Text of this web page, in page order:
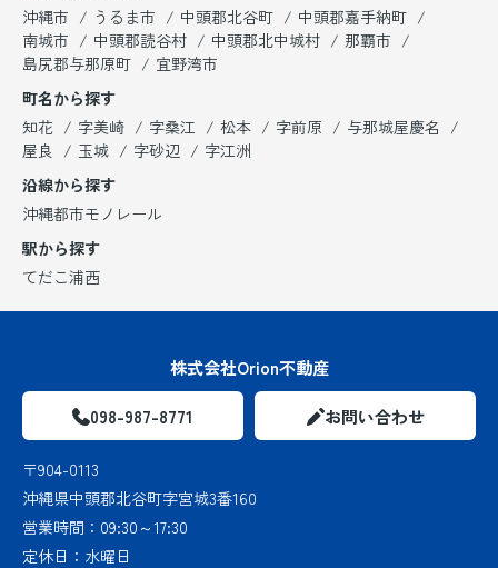
沖縄市
うるま市 中頭郡北谷町
中頭郡嘉手納町
南城市
中頭郡読谷村 中頭郡北中城村
那覇市
島尻郡与那原町
宜野湾市
町名から探す
知花
字美崎 字桑江 松本 字前原
与那城屋慶名
屋良
玉城 字砂辺
字江洲
沿線から探す
沖縄都市モノレール
駅から探す
てだこ浦西
株式会社Orion不動産
098-987-8771 お問い合わせ
〒904-0113
沖縄県中頭郡北谷町字宮城3番160
営業時間： 09:30～17:30
定休日： 水曜日